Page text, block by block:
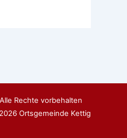
Alle Rechte vorbehalten
Ortsgemeinde Kettig